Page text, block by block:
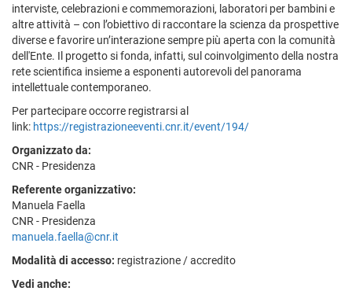
interviste, celebrazioni e commemorazioni, laboratori per bambini e
altre attività – con l’obiettivo di raccontare la scienza da prospettive
diverse e favorire un’interazione sempre più aperta con la comunità
dell'Ente. Il progetto si fonda, infatti, sul coinvolgimento della nostra
rete scientifica insieme a esponenti autorevoli del panorama
intellettuale contemporaneo.
Per partecipare occorre registrarsi al
link: https://registrazioneeventi.cnr.it/event/194/
Organizzato da:
CNR - Presidenza
Referente organizzativo:
Manuela Faella
CNR - Presidenza
manuela.faella@cnr.it
Modalità di accesso: registrazione / accredito
Vedi anche: